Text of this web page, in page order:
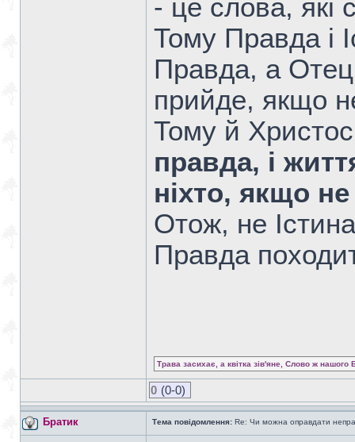
- це слова, які
Тому Правда і
Правда, а
прийде, якщо
Тому й
правда, і
ніхто, якщо
Отож, не
Правда
Трава засихає, а квітка зів'яне, Слово ж нашого
0 (0-0)
Братик Тема повідомлення: Re: Чи можна оправдати